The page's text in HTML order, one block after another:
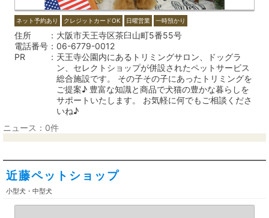
ネット予約あり クレジットカードOK 日曜営業 一時預かり
住所
大阪市天王寺区茶臼山町5番55号
電話番号
06-6779-0012
PR
天王寺公園内にあるトリミングサロン、ドッグラ
ン、セレクトショップが併設されたペットサービス
総合施設です。 その子その子にあったトリミングを
ご提案♪ 豊富な知識と商品で犬猫の豊かな暮らしを
サポートいたします。 お気軽に何でもご相談くださ
いね♪
ニュース：0件
近藤ペットショップ
小型犬・中型犬